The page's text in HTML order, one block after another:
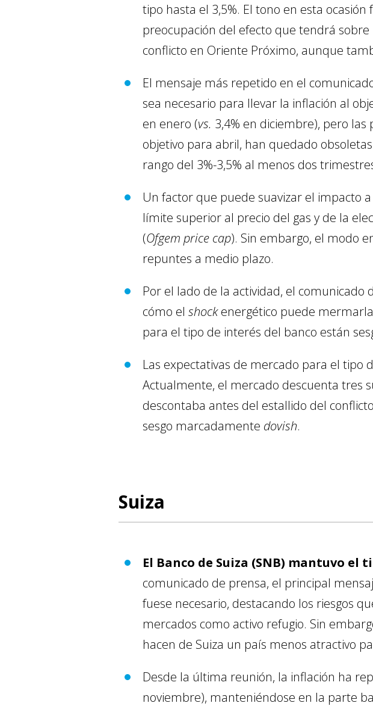
tipo hasta el 3,5%. El tono en esta
preocupación del efecto que tendrá
conflicto en Oriente Próximo, aunque
El mensaje más repetido en el
sea necesario para llevar la inflación al
en enero (vs. 3,4% en diciembre), pero
objetivo para abril, han quedado
rango del 3%-3,5% al menos dos
Un factor que puede suavizar el impacto
límite superior al precio del gas y de la
(Ofgem price cap). Sin embargo, el modo
repuntes a medio plazo.
Por el lado de la actividad, el
cómo el shockenergético puede
para el tipo de interés del banco están
Las expectativas de mercado para el tipo
Actualmente, el mercado descuenta tres
descontaba antes del estallido del
sesgo marcadamente dovish.
Suiza
El Banco de Suiza (SNB) mantuvo el
comunicado de prensa, el principal
fuese necesario, destacando los riesgos
mercados como activo refugio. Sin
hacen de Suiza un país menos atractivo
Desde la última reunión, la inflación ha
noviembre), manteniéndose en la parte